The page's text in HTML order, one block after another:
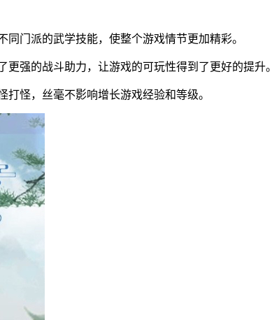
门派的武学技能，使整个游戏情节更加精彩。
强的战斗助力，让游戏的可玩性得到了更好的提升。
怪，丝毫不影响增长游戏经验和等级。